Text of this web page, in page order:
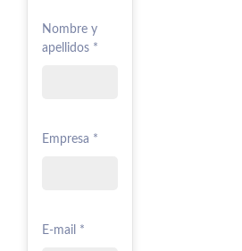
Nombre y
apellidos *
Empresa *
E-mail *